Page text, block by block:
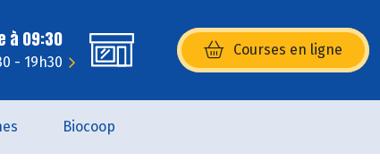
à 09:30
- 19h30
Courses en ligne
(s’ouvre dans une nouvelle
Biocoop